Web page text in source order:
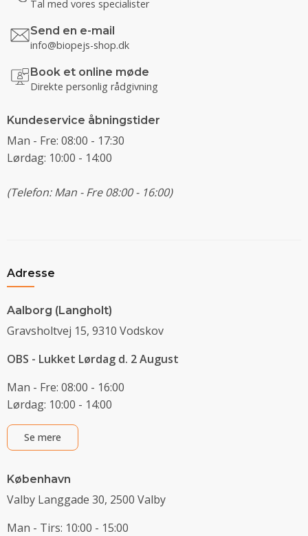
Tal med vores specialister
Send en e-mail
info@biopejs-shop.dk
Book et online møde
Direkte personlig rådgivning
Kundeservice åbningstider
Man - Fre: 08:00 - 17:30
Lørdag: 10:00 - 14:00
(Telefon: Man - Fre 08:00 - 16:00)
Adresse
Aalborg (Langholt)
Gravsholtvej 15, 9310 Vodskov
OBS - Lukket Lørdag d. 2 August
Man - Fre: 08:00 - 16:00
Lørdag: 10:00 - 14:00
Se mere
København
Valby Langgade 30, 2500 Valby
Man - Tirs: 10:00 - 15:00